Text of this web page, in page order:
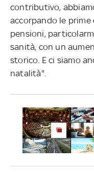
contributivo,
accorpando le
pensioni,
sanità, con un
storico. E ci siamo
natalità".